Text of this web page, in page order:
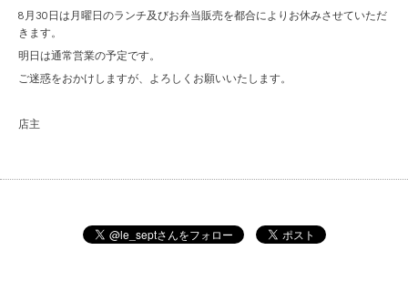
8月30日は月曜日のランチ及びお弁当販売を都合によりお休みさせていただ
きます。
明日は通常営業の予定です。
ご迷惑をおかけしますが、よろしくお願いいたします。
店主